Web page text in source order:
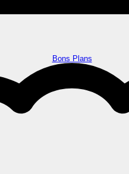
Bons Plans